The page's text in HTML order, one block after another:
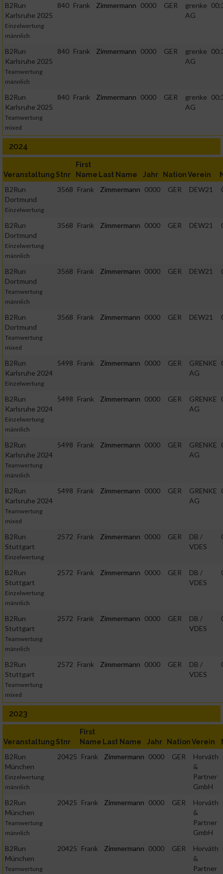
B2Run
Karlsruhe 2025
Einzelwertung
männlich
840 Frank Zimmermann 0000 GER
grenke
AG
B2Run
Karlsruhe 2025
Teamwertung
männlich
840 Frank Zimmermann 0000 GER
grenke
AG
B2Run
Karlsruhe 2025
Teamwertung
mixed
840 Frank Zimmermann 0000 GER
grenke
AG
2024
Veranstaltung Stnr
First
Name Last Name Jahr NationVerein
B2Run
Dortmund
Einzelwertung
3568 Frank Zimmermann 0000 GER DEW21
B2Run
Dortmund
Einzelwertung
männlich
3568 Frank Zimmermann 0000 GER DEW21
B2Run
Dortmund
Teamwertung
männlich
3568 Frank Zimmermann 0000 GER DEW21
B2Run
Dortmund
Teamwertung
mixed
3568 Frank Zimmermann 0000 GER DEW21
B2Run
Karlsruhe 2024
Einzelwertung
5498 Frank Zimmermann 0000 GER
GRENKE
AG
B2Run
Karlsruhe 2024
Einzelwertung
männlich
5498 Frank Zimmermann 0000 GER
GRENKE
AG
B2Run
Karlsruhe 2024
Teamwertung
männlich
5498 Frank Zimmermann 0000 GER
GRENKE
AG
B2Run
Karlsruhe 2024
Teamwertung
mixed
5498 Frank Zimmermann 0000 GER
GRENKE
AG
B2Run
Stuttgart
Einzelwertung
2572 Frank Zimmermann 0000 GER
DB /
VDES
B2Run
Stuttgart
Einzelwertung
männlich
2572 Frank Zimmermann 0000 GER
DB /
VDES
B2Run
Stuttgart
Teamwertung
männlich
2572 Frank Zimmermann 0000 GER
DB /
VDES
B2Run
Stuttgart
Teamwertung
mixed
2572 Frank Zimmermann 0000 GER
DB /
VDES
2023
Veranstaltung Stnr
First
Name Last Name Jahr NationVerein
B2Run
München
Einzelwertung
männlich
20425 Frank Zimmermann 0000 GER
Horváth
&
Partner
GmbH
B2Run
München
Teamwertung
männlich
20425 Frank Zimmermann 0000 GER
Horváth
&
Partner
GmbH
B2Run
München
Teamwertung
20425 Frank Zimmermann 0000 GER
Horváth
&
Partner